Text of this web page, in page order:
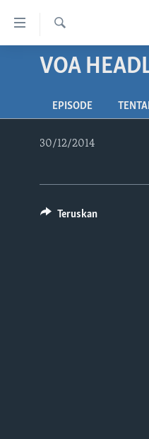
Akses
Konten
Navigasi
BERANDA
VIDEO
POLYGRAPH
VOA
EPISODE
30/12/2014
Teruskan